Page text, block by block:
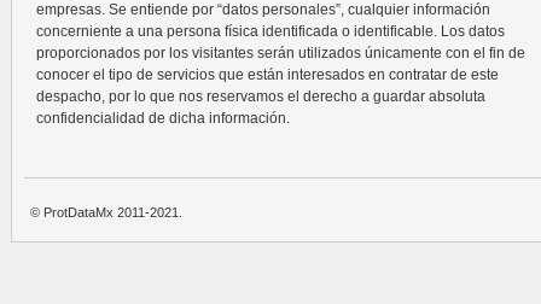
empresas. Se entiende por “datos personales”, cualquier información
concerniente a una persona física identificada o identificable. Los datos
proporcionados por los visitantes serán utilizados únicamente con el fin de
conocer el tipo de servicios que están interesados en contratar de este
despacho, por lo que nos reservamos el derecho a guardar absoluta
confidencialidad de dicha información.
© ProtDataMx 2011-2021.